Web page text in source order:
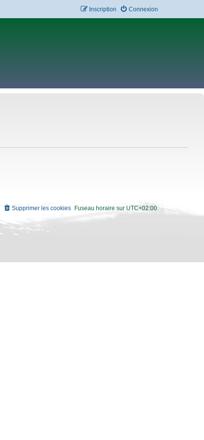
Connexion
Inscription
Fuseau horaire sur UTC+02:00
Supprimer les cookies